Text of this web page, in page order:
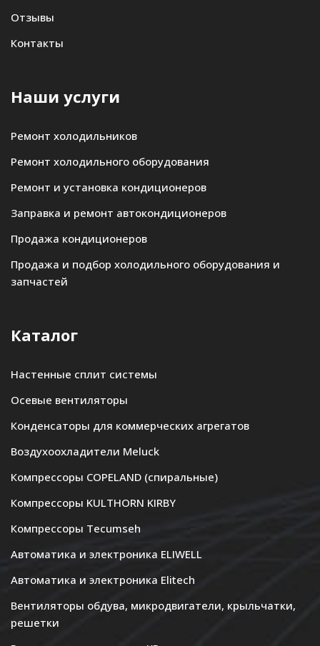
Отзывы
Контакты
Наши услуги
Ремонт холодильников
Ремонт холодильного оборудования
Ремонт и установка кондиционеров
Заправка и ремонт автокондиционеров
Продажа кондиционеров
Продажа и подбор холодильного оборудования и
запчастей
Каталог
Настенные сплит системы
Осевые вентиляторы
Конденсаторы для коммерческих агрегатов
Воздухоохладители Meluck
Компрессоры COPELAND (спиральные)
Компрессоры KULTHORN KIRBY
Компрессоры Tecumseh
Автоматика и электроника ELIWELL
Автоматика и электроника Elitech
Вентиляторы обдува, микродвигатели, крыльчатки,
решетки